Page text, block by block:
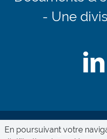
- Une
Mentions Légales
En poursuivant votre